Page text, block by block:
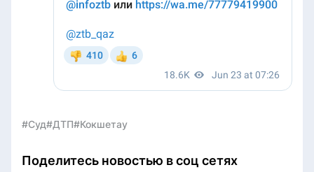
#Суд#ДТП#Кокшетау
Поделитесь новостью в соц сетях